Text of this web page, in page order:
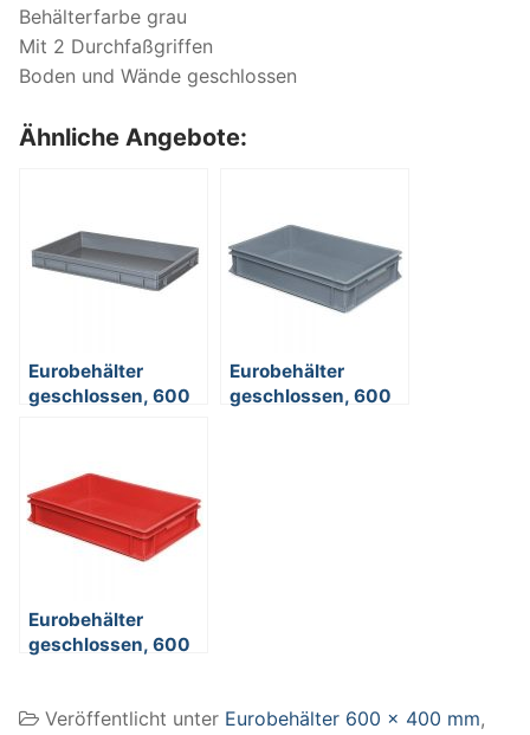
Behälterfarbe grau
Mit 2 Durchfaßgriffen
Boden und Wände geschlossen
Ähnliche Angebote:
Eurobehälter
geschlossen, 600
Eurobehälter
geschlossen, 600
Eurobehälter
geschlossen, 600
Veröffentlicht unter Eurobehälter 600 x 400 mm,